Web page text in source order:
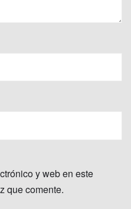
y web en este
que comente.